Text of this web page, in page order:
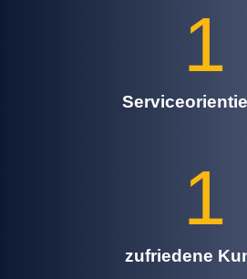
1
1
zufriedene